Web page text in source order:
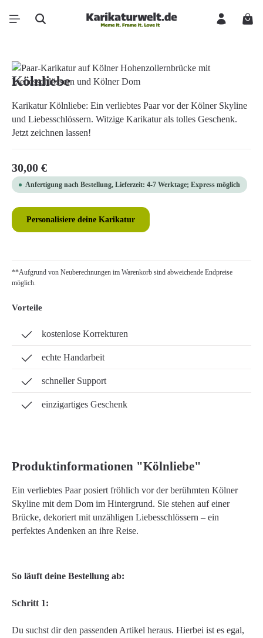
Zum Hauptinhalt springen
Bildergalerie überspringen
Kölnliebe
Karikatur Kölnliebe: Ein verliebtes Paar vor der Kölner Skyline
und Liebesschlössern. Witzige Karikatur als tolles Geschenk.
Jetzt zeichnen lassen!
Regulärer Preis:
30,00 €
Anfertigung nach Bestellung, Lieferzeit: 4-7 Werktage; Express möglich
Personalisiere deine Karikatur
**Aufgrund von Neuberechnungen im Warenkorb sind abweichende Endpreise
möglich.
Vorteile
kostenlose Korrekturen
echte Handarbeit
schneller Support
einzigartiges Geschenk
Produktinformationen "Kölnliebe"
Ein verliebtes Paar posiert fröhlich vor der berühmten Kölner
Skyline mit dem Dom im Hintergrund. Sie stehen auf einer
Brücke, dekoriert mit unzähligen Liebesschlössern – ein
perfektes Andenken an ihre Reise.
So läuft deine Bestellung ab:
Schritt 1:
Du suchst dir den passenden Artikel heraus. Hierbei ist es egal,